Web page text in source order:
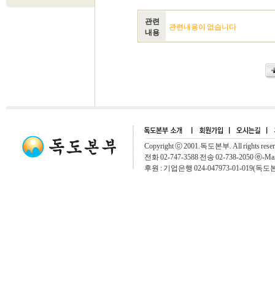
관련
내용
관련내용이 없습니다
Copyright ⓒ 2001.독도본부. All rights
전화 02-747-3588 전송 02-738-2050 ⓔ-
후원 : 기업은행 024-047973-01-019(독도